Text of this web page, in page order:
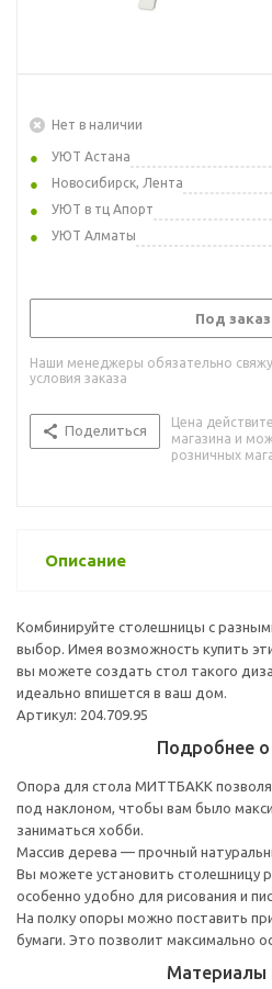
Нет в наличии
УЮТ Астана
Новосибирск, Лента
УЮТ в тц Апорт
УЮТ Алматы
Под заказ
Наши менеджеры обязательно
условия заказа
Поделиться
Цена
магазина и
розничных
Описание
Комбинируйте столешницы с
выбор. Имея возможность купить
вы можете создать стол такого
идеально впишется в ваш дом.
Артикул: 204.709.95
Подробнее о
Опора для стола МИТТБАКК
под наклоном, чтобы вам было
заниматься хобби.
Массив дерева — прочный
Вы можете установить столешницу
особенно удобно для рисования и
На полку опоры можно поставить
бумаги. Это позволит максимально
Материалы